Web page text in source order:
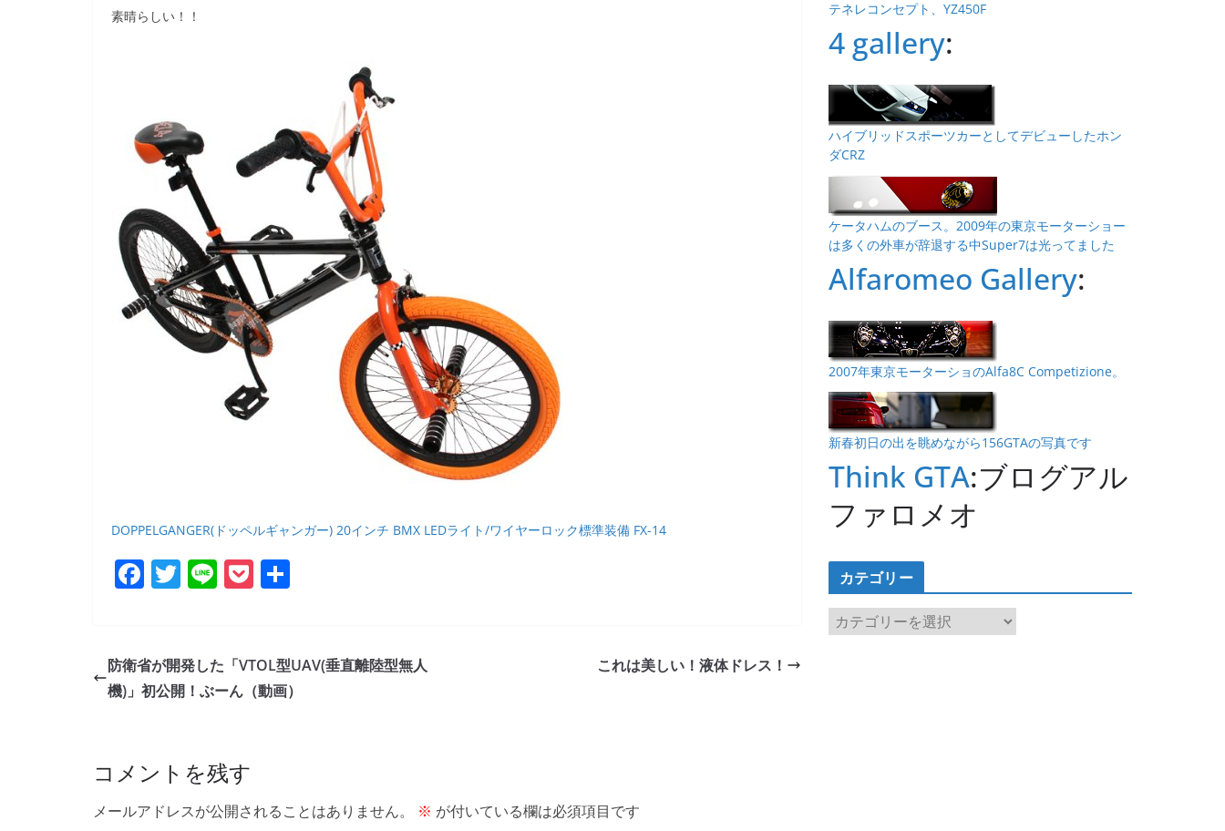
素晴らしい！！
DOPPELGANGER(ドッペルギャンガー) 20インチ BMX LEDライト/ワイヤーロック標準装備 FX-14
F
e
b
k
T
er
Li P
et
防衛省が開発した「VTOL型UAV(垂直離陸型無人
機)」初公開！ぶーん（動画）
これは美しい！液体ドレス！
コメントを残す
メールアドレスが公開されることはありません。 ※ が付いている欄は必須項目です
テネレコンセプト、YZ450F
4 gallery:
ハイブリッドスポーツカーとしてデビューしたホン
ダCRZ
ケータハムのブース。2009年の東京モーターショー
は多くの外車が辞退する中Super7は光ってました
Alfaromeo Gallery:
2007年東京モーターショのAlfa8C Competizione。
新春初日の出を眺めながら156GTAの写真です
Think GTA:ブログアル
ファロメオ
カテゴリー
カ
テ